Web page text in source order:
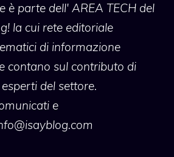
è parte dell' AREA TECH del
la cui rete editoriale
di informazione
contano sul contributo di
del settore.
e